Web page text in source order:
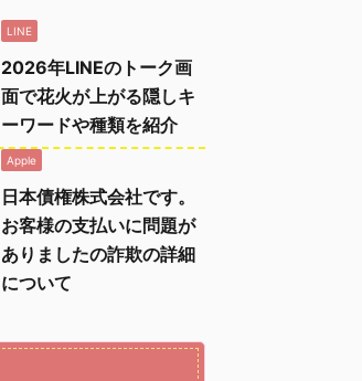
LINE
2026年LINEのトーク画
面で花火が上がる隠しキ
ーワードや種類を紹介
Apple
日本債権株式会社です。
お客様の支払いに問題が
ありましたの詐欺の詳細
について